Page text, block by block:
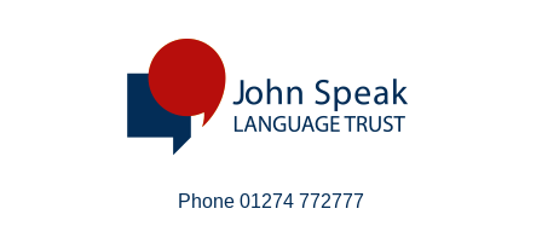
Phone 01274 772777